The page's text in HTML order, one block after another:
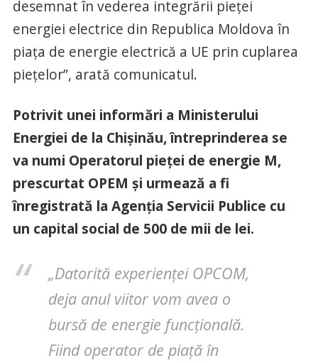
desemnat în vederea integrării pieței
energiei electrice din Republica Moldova în
piața de energie electrică a UE prin cuplarea
piețelor”, arată comunicatul.
Potrivit unei informări a Ministerului
Energiei de la Chișinău, întreprinderea se
va numi Operatorul pieței de energie M,
prescurtat OPEM și urmează a fi
înregistrată la Agenția Servicii Publice cu
un capital social de 500 de mii de lei.
„Datorită experienței OPCOM,
deja anul viitor vom avea o
bursă de energie funcțională.
Fiind operator de piață în